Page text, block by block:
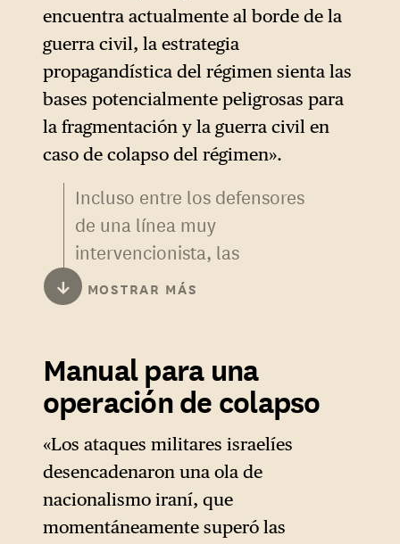
encuentra actualmente al borde de la
guerra civil, la estrategia
propagandística del régimen sienta las
bases potencialmente peligrosas para
la fragmentación y la guerra civil en
caso de colapso del régimen».
Incluso entre los defensores
de una línea muy
intervencionista, las
experiencias de Irak y
Afganistán constituyen un
del riesgo bien identificado de
que el colapso del régimen se
convierta en caos.
A lo largo del informe, el
intervencionismo se sitúa en
una línea divisoria: si bien el
↓ MOSTRAR MÁS
Manual para una
operación de colapso
«Los ataques militares israelíes
desencadenaron una ola de
nacionalismo iraní, que
momentáneamente superó las